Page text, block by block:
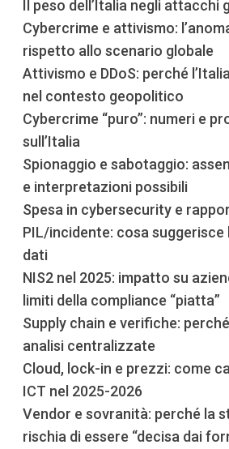
Il peso dell’Italia negli attacchi
Cybercrime e attivismo:
rispetto allo scenario globale
Attivismo e DDoS: perché
nel contesto geopolitico
Cybercrime “puro”: numeri e
sull’Italia
Spionaggio e sabotaggio:
e interpretazioni possibili
Spesa in cybersecurity e
PIL/incidente: cosa suggerisce
dati
NIS2 nel 2025: impatto su
limiti della compliance “piatta”
Supply chain e verifiche:
analisi centralizzate
Cloud, lock-in e prezzi: come
ICT nel 2025-2026
Vendor e sovranità: perché la
rischia di essere “decisa dai